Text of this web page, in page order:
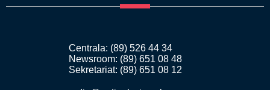
Centrala: (89) 526 44 34
Newsroom: (89) 651 08 48
Sekretariat: (89) 651 08 12